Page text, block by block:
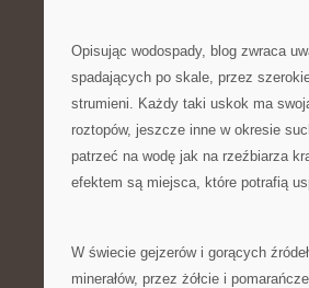
Opisując wodospady, blog zwraca
spadających po skale, przez
strumieni. Każdy taki uskok ma
roztopów, jeszcze inne w okresie
patrzeć na wodę jak na rzeźbiarza
efektem są miejsca, które potrafią
W świecie gejzerów i gorących
minerałów, przez żółcie i